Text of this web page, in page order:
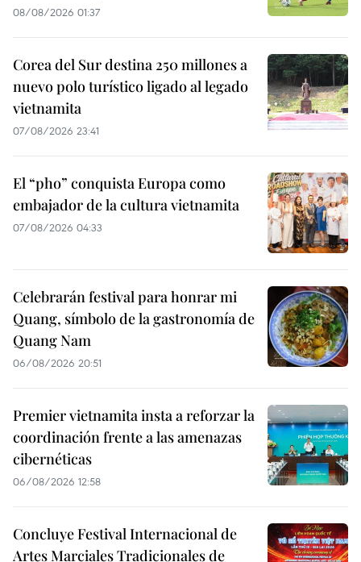
08/08/2026 01:37
Corea del Sur destina 250 millones a
nuevo polo turístico ligado al legado
vietnamita
07/08/2026 23:41
El “pho” conquista Europa como
embajador de la cultura vietnamita
07/08/2026 04:33
Celebrarán festival para honrar mi
Quang, símbolo de la gastronomía de
Quang Nam
06/08/2026 20:51
Premier vietnamita insta a reforzar la
coordinación frente a las amenazas
cibernéticas
06/08/2026 12:58
Concluye Festival Internacional de
Artes Marciales Tradicionales de